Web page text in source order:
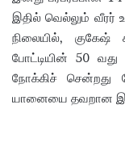
இதில் வெல்லும் வீரர்
நிலையில், குகேஷ்
போட்டியின் 50
நோக்கிச் சென்றது
யானையை தவறான